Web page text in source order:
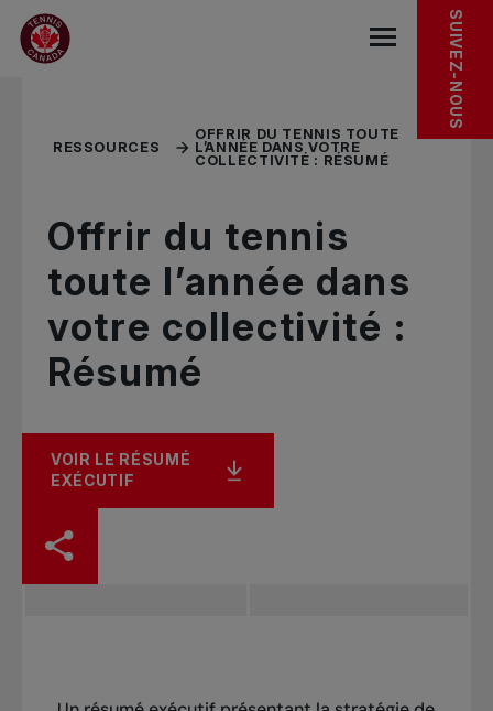
Sauter au menu principal
Sauter au contenu principal
Sauter au pied de page
RESSOURCES CONNEXES SUIVEZ-NOUS
RESSOURCES
OFFRIR DU TENNIS TOUTE
L’ANNÉE DANS VOTRE
COLLECTIVITÉ : RÉSUMÉ
Offrir du tennis
toute l’année dans
votre collectivité :
Résumé
VOIR LE RÉSUMÉ
EXÉCUTIF